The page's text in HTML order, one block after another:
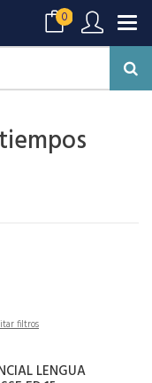
0
filtros
LENGUA